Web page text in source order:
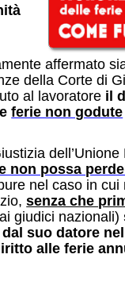
di Giustizia
il diritto di
per cause a
Europea
perdere il diritto
in cui non abbia
che prima venga
nelle
annuali
ad essere gravato
adottato tutte le
il suo
volontariamente
finanziaria.